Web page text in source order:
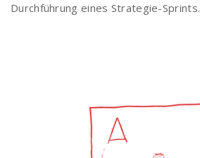
Durchführung eines Strategie-Sprints.